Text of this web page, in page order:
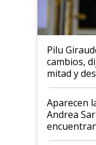
Pilu
cambios,
mitad y
ser "para
mandato
nacional"
Aparecen
Andrea
cómo